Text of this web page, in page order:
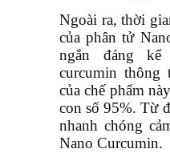
Ngoài ra, thời
của phân tử
ngắn đáng
curcumin
của chế phẩm
con số 95%. Từ
nhanh chóng
Nano Curcumin.